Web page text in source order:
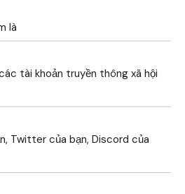
là
tài khoản truyền thông xã hội
Twitter của bạn, Discord của